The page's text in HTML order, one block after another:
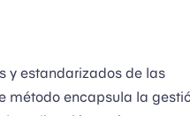
y estandarizados de las
método encapsula la